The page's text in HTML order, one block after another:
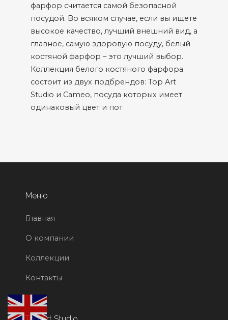
фарфор считается самой безопасной
посудой. Во всяком случае, если вы ищете
высокое качество, лучший внешний вид, а
главное, самую здоровую посуду, белый
костяной фарфор – это лучший выбор.
Коллекция белого костяного фарфора
состоит из двух подбрендов: Top Art
Studio и Cameo, посуда которых имеет
одинаковый цвет и пот
Меню
Главная
О компании
Коллекции
Контакты